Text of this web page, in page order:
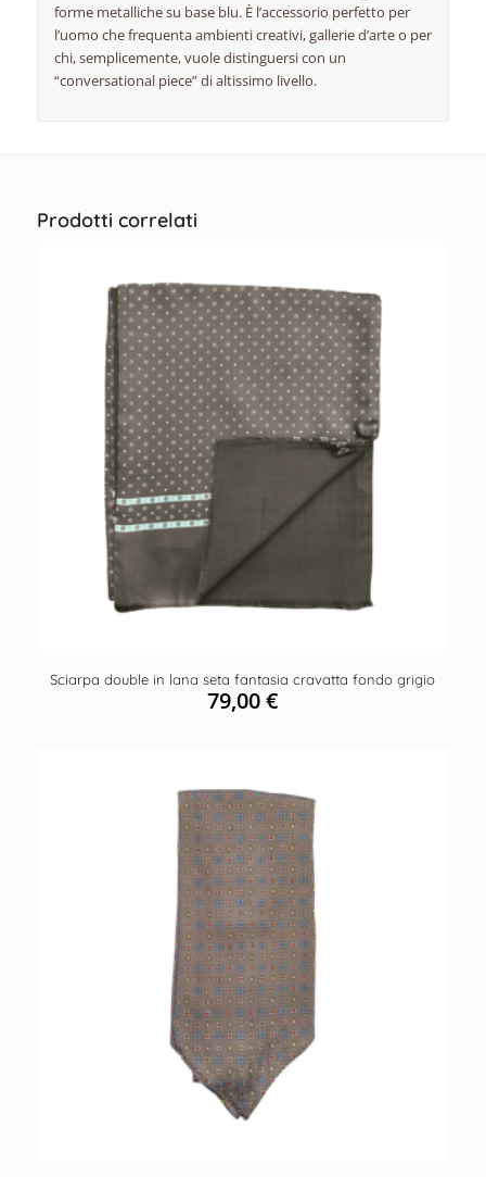
forme metalliche su base blu. È l’accessorio perfetto per
l’uomo che frequenta ambienti creativi, gallerie d’arte o per
chi, semplicemente, vuole distinguersi con un
“conversational piece” di altissimo livello.
Prodotti correlati
Sciarpa double in lana seta fantasia cravatta fondo grigio
79,00€